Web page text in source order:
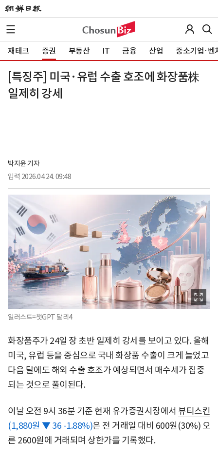
재테크 증권 부동산 IT 금융 산업 중소기업·벤
[특징주] 미국·유럽 수출 호조에 화장품株
일제히 강세
박지윤 기자
입력 2026.04.24. 09:48
일러스트=챗GPT 달리4
화장품주가 24일 장 초반 일제히 강세를 보이고 있다. 올해
미국, 유럽 등을 중심으로 국내 화장품 수출이 크게 늘었고
다음 달에도 해외 수출 호조가 예상되면서 매수세가 집중
되는 것으로 풀이된다.
이날 오전 9시 36분 기준 현재 유가증권시장에서 뷰티스킨
(1,880원 ▼ 36 -1.88%)은 전 거래일 대비 600원(30%) 오
른 2600원에 거래되며 상한가를 기록했다.